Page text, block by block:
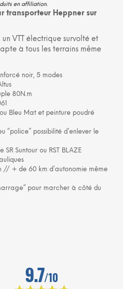
en affiliation.
transporteur Heppner sur
VTT électrique survolté et
à tous les terrains même
noir, 5 modes
80N.m
Bleu Mat et peinture poudré
“police” possibilité d’enlever le
Suntour ou RST BLAZE
// + de 60 km d’autonomie même
pour marcher à côté du